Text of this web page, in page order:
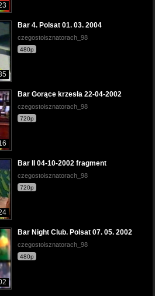
Bar 4. Polsat 01. 03. 2004
czegostoisznatorach_98
480p
Bar Gorące krzesła 22-04-2002
czegostoisznatorach_98
720p
Bar II 04-10-2002 fragment
czegostoisznatorach_98
720p
Bar Night Club. Polsat 07. 05. 2002
czegostoisznatorach_98
480p